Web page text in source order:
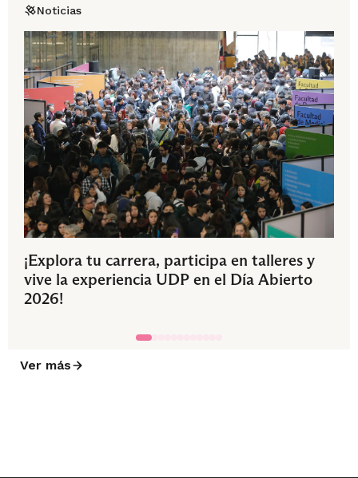
Noticias
¡Explora tu carrera, participa en talleres y
vive la experiencia UDP en el Día Abierto
2026!
Ver más